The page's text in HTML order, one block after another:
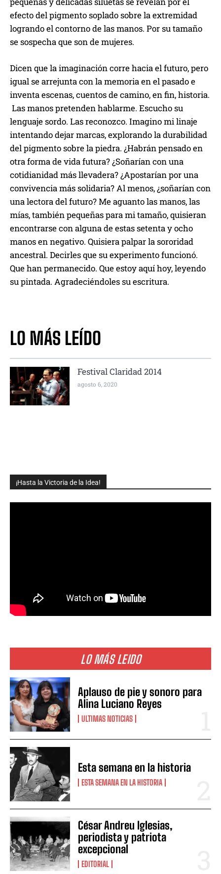
¡Hasta la Victoria de la Idea!
LO MÁS LEIDO
Aplauso de pie y sonoro para
Alina Luciano Reyes
ULTIMAS NOTICIAS
Esta semana en la historia
ESTA SEMANA EN LA HISTORIA
César Andreu Iglesias,
periodista y patriota
excepcional
EDITORIAL
efecto del pigmento soplado sobre la extremidad
logrando el contorno de las manos. Por su tamaño
se sospecha que son de mujeres.
Dicen que la imaginación corre hacia el futuro, pero
igual se arrejunta con la memoria en el pasado e
inventa escenas, cuentos de camino, en fin, historia.
Las manos pretenden hablarme. Escucho su
lenguaje sordo. Las reconozco. Imagino mi linaje
intentando dejar marcas, explorando la durabilidad
del pigmento sobre la piedra. ¿Habrán pensado en
otra forma de vida futura? ¿Soñarían con una
cotidianidad más llevadera? ¿Apostarían por una
convivencia más solidaria? Al menos, ¿soñarían con
una lectora del futuro? Me aguanto las manos, las
mías, también pequeñas para mi tamaño, quisieran
encontrarse con alguna de estas setenta y ocho
manos en negativo. Quisiera palpar la sororidad
ancestral. Decirles que su experimento funcionó.
Que han permanecido. Que estoy aquí hoy, leyendo
su pintada. Agradeciéndoles su escritura.
LO MÁS LEÍDO
Festival Claridad 2014
agosto 6, 2020